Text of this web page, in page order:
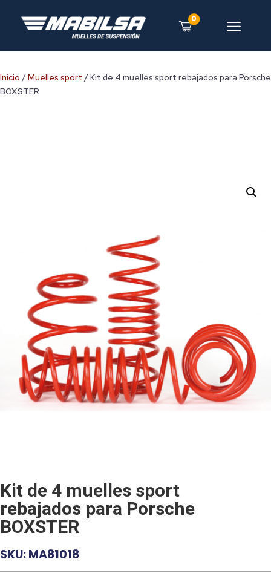
0 a
Inicio / Muelles sport / Kit de 4 muelles sport rebajados para Porsche
BOXSTER
Kit de 4 muelles sport
rebajados para Porsche
BOXSTER
SKU:MA81018